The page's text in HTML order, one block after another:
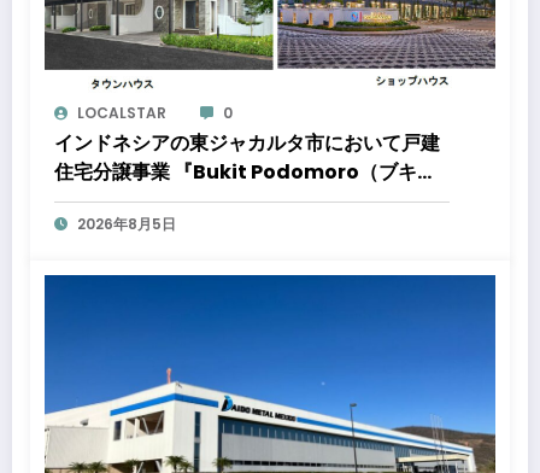
LOCALSTAR 0
インドネシアの東ジャカルタ市において戸建
住宅分譲事業 『Bukit Podomoro（ブキッ
ト ポドモロ）』に参画しますタウンハウスと
ショップハウスを合わせた総戸数432戸のプ
2026年8月5日